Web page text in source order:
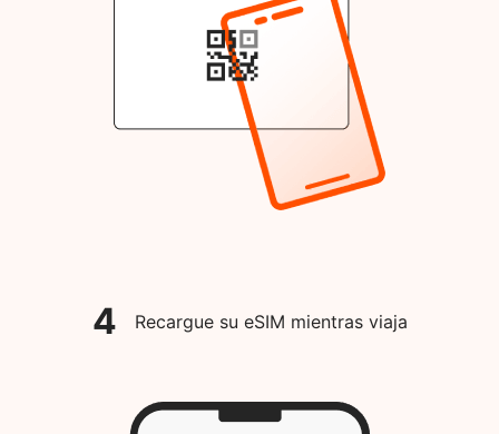
4 Recargue su eSIM mientras viaja